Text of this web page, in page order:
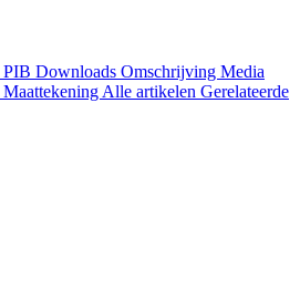
PIB Downloads Omschrijving Media
MaattekeningAlle artikelen Gerelateerde